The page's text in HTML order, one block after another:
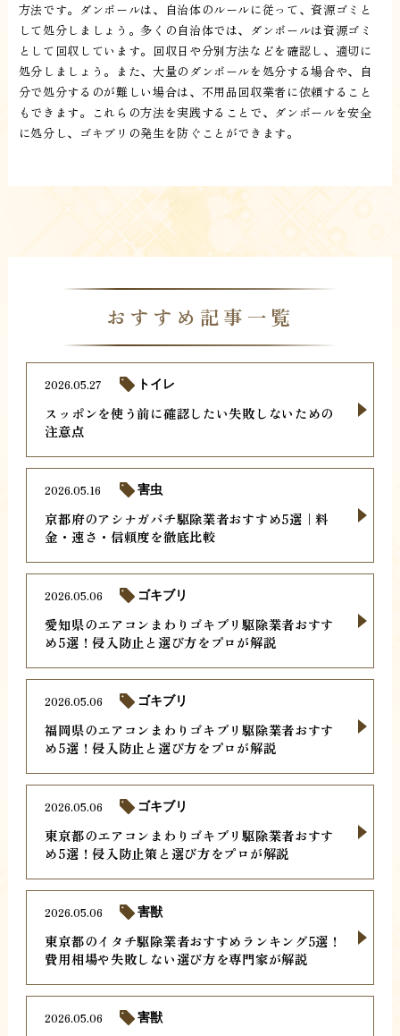
方法です。ダンボールは、自治体のルールに従って、資源ゴミと
して処分しましょう。多くの自治体では、ダンボールは資源ゴミ
として回収しています。回収日や分別方法などを確認し、適切に
処分しましょう。また、大量のダンボールを処分する場合や、自
分で処分するのが難しい場合は、不用品回収業者に依頼すること
もできます。これらの方法を実践することで、ダンボールを安全
に処分し、ゴキブリの発生を防ぐことができます。
おすすめ記事一覧
スッポンを使う前に確認したい失敗しないための
注意点
2026.05.27 トイレ
京都府のアシナガバチ駆除業者おすすめ5選｜料
金・速さ・信頼度を徹底比較
2026.05.16 害虫
愛知県のエアコンまわりゴキブリ駆除業者おすす
め5選！侵入防止と選び方をプロが解説
2026.05.06 ゴキブリ
福岡県のエアコンまわりゴキブリ駆除業者おすす
め5選！侵入防止と選び方をプロが解説
2026.05.06 ゴキブリ
東京都のエアコンまわりゴキブリ駆除業者おすす
め5選！侵入防止策と選び方をプロが解説
2026.05.06 ゴキブリ
東京都のイタチ駆除業者おすすめランキング5選！
費用相場や失敗しない選び方を専門家が解説
2026.05.06 害獣
2026.05.06 害獣